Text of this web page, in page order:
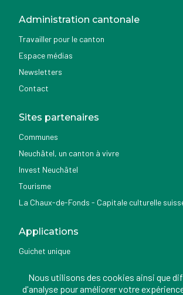
Administration cantonale
Travailler pour le canton
Espace médias
Newsletters
Contact
Sites partenaires
Communes
Neuchâtel, un canton à vivre
Invest Neuchâtel
Tourisme
La Chaux-de-Fonds - Capitale culturelle
Applications
Guichet unique
Nemo news
Nous utilisons des cookies ainsi que
d'analyse pour améliorer votre